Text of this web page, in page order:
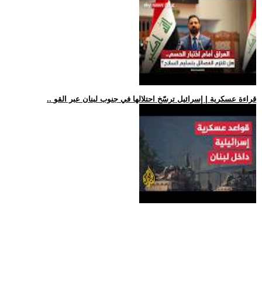
.. قراءة عسكرية | إسرائيل ترسّخ احتلالها في جنوب لبنان عبر القو